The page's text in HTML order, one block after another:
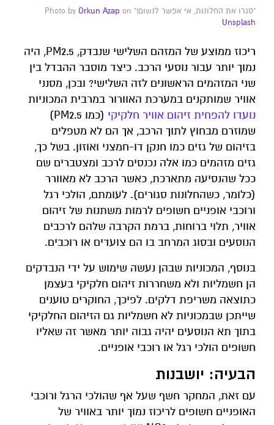
"סגרו את החלונות, אי אפשר לנשום!" Photo by Orkun Azap on
Unsplash
ריכוז ממוצע של המזהם השלישי שנבדק, PM2.5, היה
נמוך יותר עבור נוסעי הרכב. כיצד מוסבר ההבדל בין
שני המזהמים הראשונים לזה השלישי? ובכן, מסנני
אוויר שמותקנים במערכת האוורור במרבית המכוניות
נועדו להפחית זיהום אוויר חלקיקי
(כמו PM2.5)
שמוזרם מבחוץ לתוך הרכב, אך הם לא מטפלים
בזיהום של גזים כמו חנקן דו-חמצני ואוזון. בשל כך,
גזים מזהמים כמו אלה נכנסים לרכב ומצטברים שם
ככל שהנסיעה מתארכת, כאשר הרכב לא מאוורר
(כלומר, כשהחלונות סגורים). לעומתם, הולכי רגל
ורוכבי אופניים חשופים לרמות משתנות של זיהום
אוויר, תלוי ברוחות, ברמת הקרבה שלהם לרכבים
הנוסעים ובסוג המרחב בו הם צועדים או רוכבים.
בנוסף, המכוניות שבהן נעשה שימוש על ידי הנבדקים
הן חשמליות ולא משחררות זיהום חלקיקי בעצמן
כתוצאה משריפת דלקים. לפיכך, החוקרים טוענים
שייתכן שבמכוניות לא חשמליות גם הזיהום החלקיקי
בתוך תא הנוסעים יהיה גבוה יותר מאשר זה שאליו
חשופים הולכי רגל או רוכבי אופניים.
הבעיה: יושבנות
עם זאת, המחקר חשף שעל אף שהולכי הרגל ורוכבי
האופניים חשופים לריכוז נמוך יותר באוויר של